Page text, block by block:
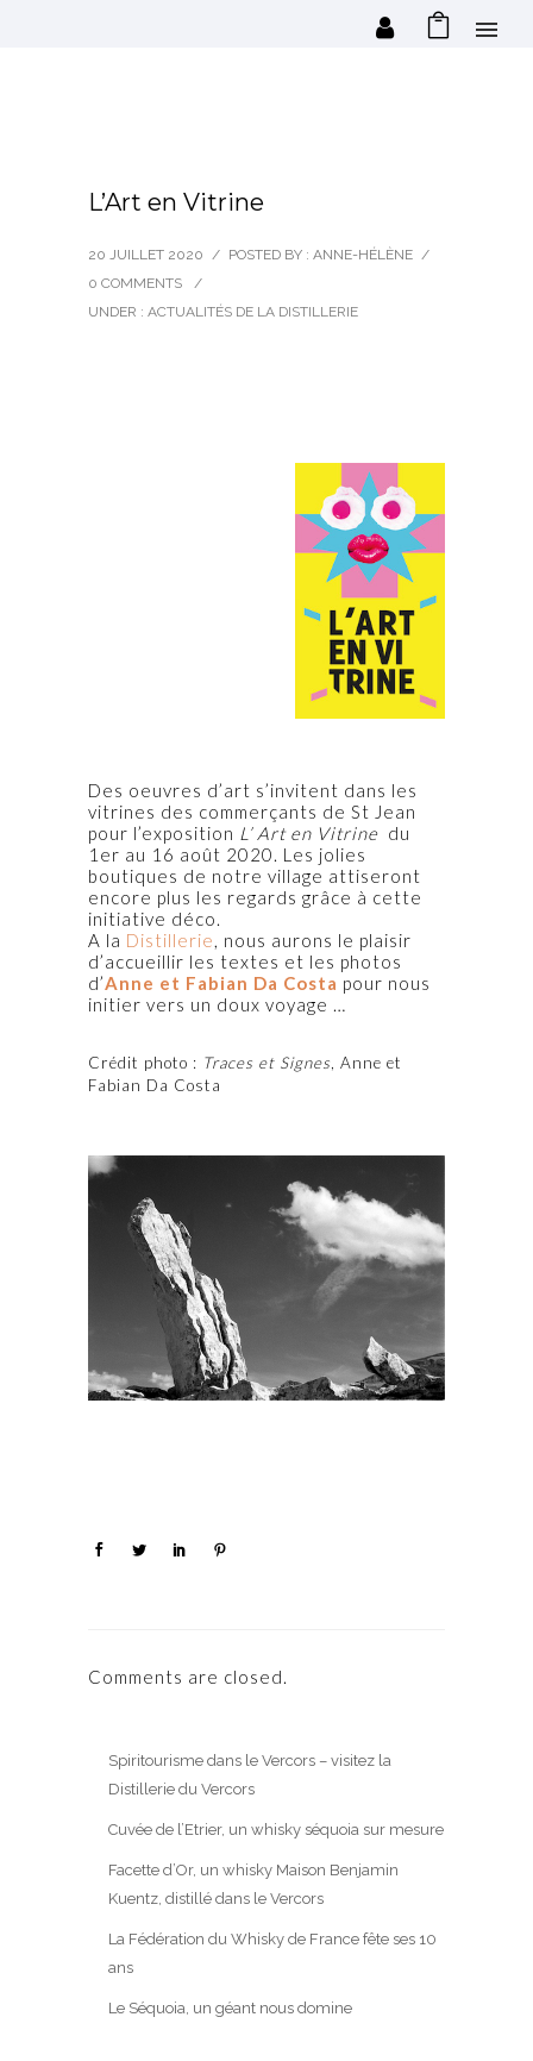
L’Art en Vitrine
20 JUILLET 2020 / POSTED BY : ANNE-HÉLÈNE /
0 COMMENTS
/
UNDER : ACTUALITÉS DE LA DISTILLERIE
Des oeuvres d’art s’invitent dans les
vitrines des commerçants de St Jean
pour l’exposition L’ Art en Vitrine du
1er au 16 août 2020. Les jolies
boutiques de notre village attiseront
encore plus les regards grâce à cette
initiative déco.
A la Distillerie, nous aurons le plaisir
d’accueillir les textes et les photos
d’Anne et Fabian Da Costa pour nous
initier vers un doux voyage …
Crédit photo : Traces et Signes , Anne et
Fabian Da Costa
Comments are closed.
Spiritourisme dans le Vercors – visitez la
Distillerie du Vercors
Cuvée de l’Etrier, un whisky séquoia sur mesure
Facette d’Or, un whisky Maison Benjamin
Kuentz, distillé dans le Vercors
La Fédération du Whisky de France fête ses 10
ans
Le Séquoia, un géant nous domine